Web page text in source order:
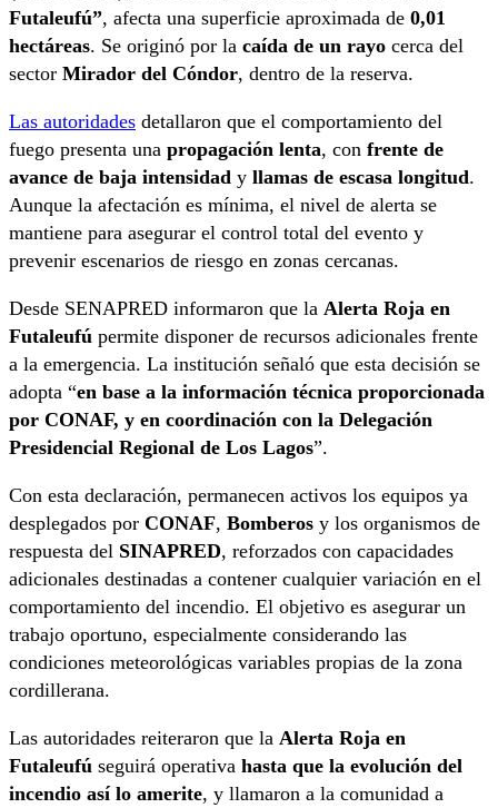
Futaleufú”, afecta una superficie aproximada de 0,01
hectáreas. Se originó por la caída de un rayo cerca del
sector Mirador del Cóndor, dentro de la reserva.
Las autoridades detallaron que el comportamiento del
fuego presenta una propagación lenta, con frente de
avance de baja intensidad y llamas de escasa longitud.
Aunque la afectación es mínima, el nivel de alerta se
mantiene para asegurar el control total del evento y
prevenir escenarios de riesgo en zonas cercanas.
Desde SENAPRED informaron que la Alerta Roja en
Futaleufú permite disponer de recursos adicionales frente
a la emergencia. La institución señaló que esta decisión se
adopta “en base a la información técnica proporcionada
por CONAF, y en coordinación con la Delegación
Presidencial Regional de Los Lagos”.
Con esta declaración, permanecen activos los equipos ya
desplegados por CONAF, Bomberos y los organismos de
respuesta del SINAPRED, reforzados con capacidades
adicionales destinadas a contener cualquier variación en el
comportamiento del incendio. El objetivo es asegurar un
trabajo oportuno, especialmente considerando las
condiciones meteorológicas variables propias de la zona
cordillerana.
Las autoridades reiteraron que la Alerta Roja en
Futaleufú seguirá operativa hasta que la evolución del
incendio así lo amerite, y llamaron a la comunidad a